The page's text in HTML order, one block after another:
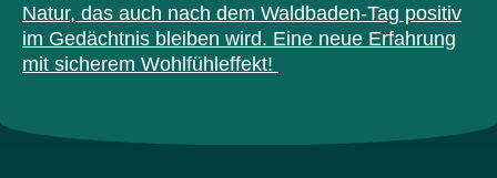
Natur, das auch nach dem Waldbaden-Tag positiv
im Gedächtnis bleiben wird. Eine neue Erfahrung
mit sicherem Wohlfühleffekt!